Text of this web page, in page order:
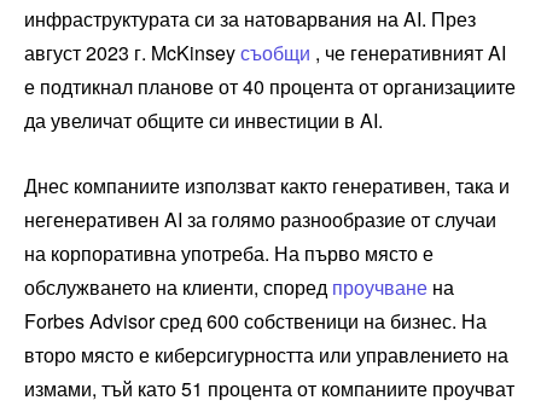
инфраструктурата си за натоварвания на AI. През
август 2023 г. McKinseyсъобщи , че генеративният AI
е подтикнал планове от 40 процента от организациите
да увеличат общите си инвестиции в AI.
Днес компаниите използват както генеративен, така и
негенеративен AI за голямо разнообразие от случаи
на корпоративна употреба. На първо място е
обслужването на клиенти, според проучване на
Forbes Advisor сред 600 собственици на бизнес. На
второ място е киберсигурността или управлението на
измами, тъй като 51 процента от компаниите проучват